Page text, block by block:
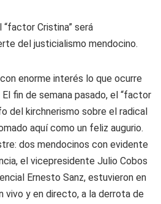
“factor Cristina” será
del justicialismo mendocino.
enorme interés lo que ocurre
fin de semana pasado, el “factor
del kirchnerismo sobre el radical
aquí como un feliz augurio.
dos mendocinos con evidente
el vicepresidente Julio Cobos
Ernesto Sanz, estuvieron en
vivo y en directo, a la derrota de